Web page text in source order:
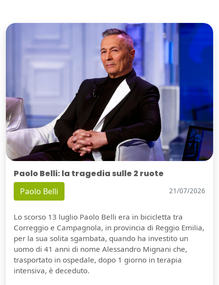
Paolo Belli: la tragedia sulle 2 ruote
Paolo Belli 21/07/2026
Lo scorso 13 luglio Paolo Belli era in bicicletta tra
Correggio e Campagnola, in provincia di Reggio Emilia,
per la sua solita sgambata, quando ha investito un
uomo di 41 anni di nome Alessandro Mignani che,
trasportato in ospedale, dopo 1 giorno in terapia
intensiva, è deceduto.